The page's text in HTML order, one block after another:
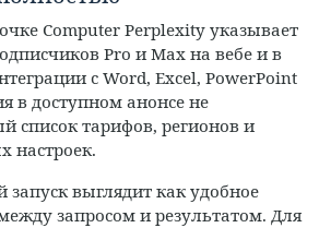
Computer Perplexity указывает
Pro и Max на вебе и в
с Word, Excel, PowerPoint
в доступном анонсе не
список тарифов, регионов и
настроек.
запуск выглядит как удобное
запросом и результатом. Для